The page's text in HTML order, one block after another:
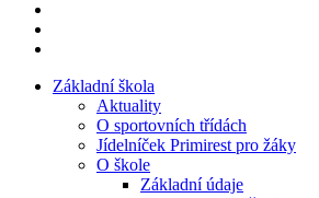
Základní škola
Aktuality
O sportovních třídách
Jídelníček Primirest pro žáky
O škole
Základní údaje